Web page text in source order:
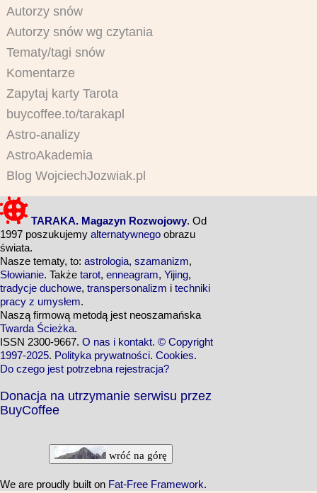
Autorzy snów
Autorzy snów wg czytania
Tematy/tagi snów
Komentarze
Zapytaj karty Tarota
buycoffee.to/tarakapl
Astro-analizy
AstroAkademia
Blog WojciechJozwiak.pl
TARAKA. Magazyn Rozwojowy. Od
1997 poszukujemy alternatywnego obrazu
świata.
Nasze tematy, to: astrologia, szamanizm,
Słowianie. Także tarot, enneagram, Yijing,
tradycje duchowe, transpersonalizm i techniki
pracy z umysłem.
Naszą firmową metodą jest neoszamańska
Twarda Ścieżka.
ISSN 2300-9667. O nas i kontakt. © Copyright
1997-2025. Polityka prywatności. Cookies.
Do czego jest potrzebna rejestracja?
Donacja na utrzymanie serwisu przez
BuyCoffee
wróć na górę
We are proudly built on Fat-Free Framework.